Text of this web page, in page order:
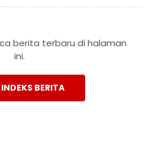
berita terbaru di halaman
ini.
BERITA